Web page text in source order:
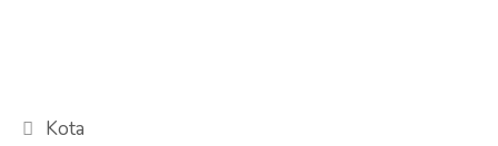
Categories
Kota